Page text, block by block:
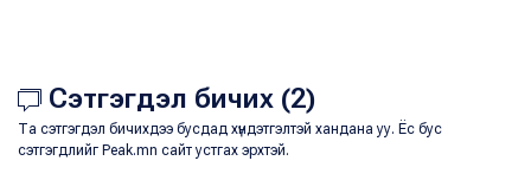
Сэтгэгдэл бичих (2)
Та сэтгэгдэл бичихдээ бусдад хүндэтгэлтэй хандана уу. Ёс бус
сэтгэгдлийг Peak.mn сайт устгах эрхтэй.